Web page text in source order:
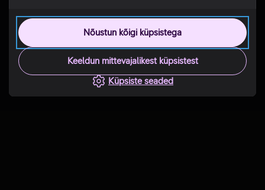
Nõustun kõigi küpsistega
Keeldun mittevajalikest küpsistest
Küpsiste seaded